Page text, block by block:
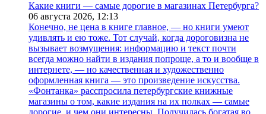
Какие книги — самые дорогие в магазинах Петербурга?
06 августа 2026, 12:13
Конечно, не цена в книге главное, — но книги умеют
удивлять и ею тоже. Тот случай, когда дороговизна не
вызывает возмущения: информацию и текст почти
всегда можно найти в издания попроще, а то и вообще в
интернете, — но качественная и художественно
оформленная книга — это произведение искусства.
«Фонтанка» расспросила петербургские книжные
магазины о том, какие издания на их полках — самые